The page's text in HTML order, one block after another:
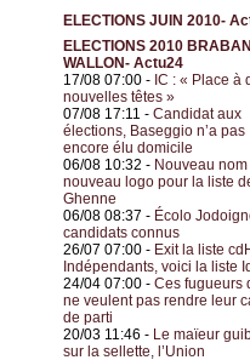
ELECTIONS JUIN 2010-
ELECTIONS 2010
WALLON- Actu24
17/08 07:00 - IC : « Place à
nouvelles têtes »
07/08 17:11 - Candidat aux
élections, Baseggio n’a pas
encore élu domicile
06/08 10:32 - Nouveau nom
nouveau logo pour la liste
Ghenne
06/08 08:37 - Écolo
candidats connus
26/07 07:00 - Exit la liste
Indépendants, voici la liste
24/04 07:00 - Ces fugueurs
ne veulent pas rendre leur
de parti
20/03 11:46 - Le maïeur
sur la sellette, l’Union